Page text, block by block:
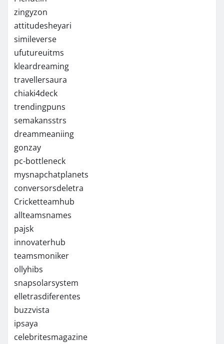
zingyzon
attitudesheyari
simileverse
ufutureuitms
kleardreaming
travellersaura
chiaki4deck
trendingpuns
semakansstrs
dreammeaniing
gonzay
pc-bottleneck
mysnapchatplanets
conversorsdeletra
Cricketteamhub
allteamsnames
pajsk
innovaterhub
teamsmoniker
ollyhibs
snapsolarsystem
elletrasdiferentes
buzzvista
ipsaya
celebritesmagazine